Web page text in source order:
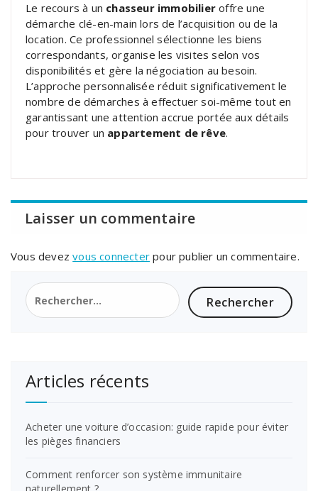
Le recours à un chasseur immobilier offre une
démarche clé-en-main lors de l’acquisition ou de la
location. Ce professionnel sélectionne les biens
correspondants, organise les visites selon vos
disponibilités et gère la négociation au besoin.
L’approche personnalisée réduit significativement le
nombre de démarches à effectuer soi-même tout en
garantissant une attention accrue portée aux détails
pour trouver un appartement de rêve.
Laisser un commentaire
Vous devezvous connecter pour publier un commentaire.
Rechercher :
Articles récents
Acheter une voiture d’occasion: guide rapide pour éviter
les pièges financiers
Comment renforcer son système immunitaire